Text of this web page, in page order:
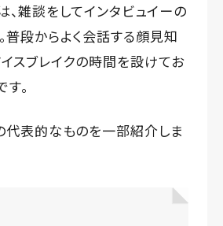
、雑談をしてインタビュイーの
普段からよく会話する顔見知
イスブレイクの時間を設けてお
。
代表的なものを一部紹介しま